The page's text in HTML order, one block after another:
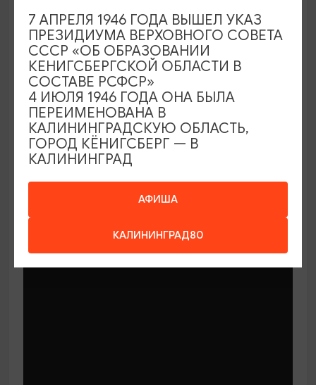
МАСТЕР-КЛАССЫ
Мастер-классы по керамике Елены
Бодяковой
Калининград, ул. Баранова, 45
АФИША
КАЛИНИНГРАД80
7 АПРЕЛЯ 1946 ГОДА ВЫШЕЛ УКАЗ
ПРЕЗИДИУМА ВЕРХОВНОГО СОВЕТА
СССР «ОБ ОБРАЗОВАНИИ
КЕНИГСБЕРГСКОЙ ОБЛАСТИ В
СОСТАВЕ РСФСР»
4 ИЮЛЯ 1946 ГОДА ОНА БЫЛА
ПЕРЕИМЕНОВАНА В
КАЛИНИНГРАДСКУЮ ОБЛАСТЬ,
ГОРОД КЁНИГСБЕРГ — В
КАЛИНИНГРАД